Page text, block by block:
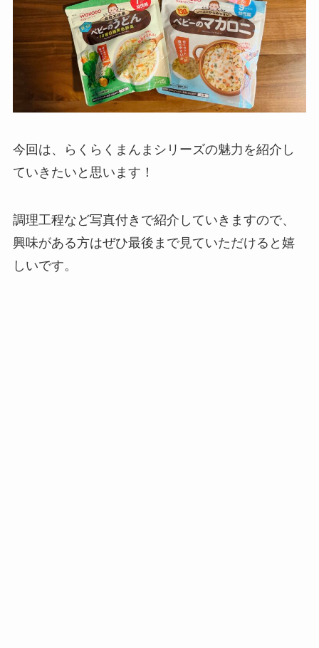
今回は、らくらくまんまシリーズの魅力を紹介し
ていきたいと思います！
調理工程など写真付きで紹介していきますので、
興味がある方はぜひ最後まで見ていただけると嬉
しいです。